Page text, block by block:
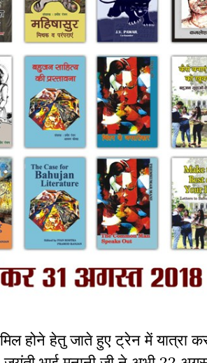
होने हेतु जाते हुए ट्रेन में यात्रा